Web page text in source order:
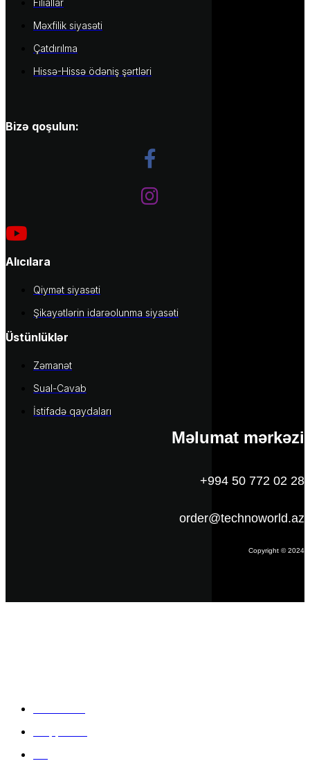
Məxfilik siyasəti
Çatdırılma
Hissə-Hissə ödəniş şərtləri
Bizə qoşulun:
Alıcılara
Qiymət siyasəti
Şikayətlərin idarəolunma siyasəti
Üstünlüklər
Zəmanət
Sual-Cavab
İstifadə qaydaları
Məlumat mərkəzi
+994 50 772 02 28
order@technoworld.az
Copyright © 2024